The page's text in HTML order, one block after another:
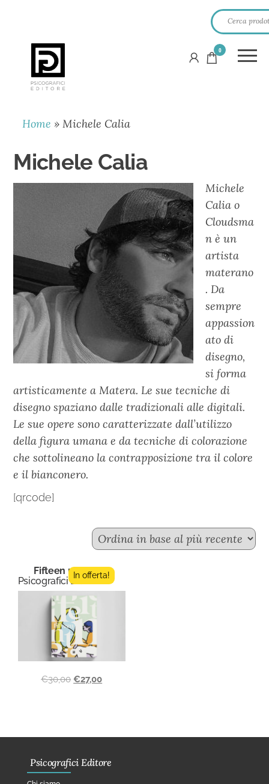
PSICOGRAFICI
EDITORE
0
Home »Michele Calia
Michele Calia
Michele
Calia o
Cloudsma
n è un
artista
materano
. Da
sempre
appassion
ato di
disegno,
si forma
artisticamente a Matera. Le sue tecniche di
disegno spaziano dalle tradizionali alle digitali.
Le sue opere sono caratterizzate dall’utilizzo
della figura umana e da tecniche di colorazione
che sottolineano la contrapposizione tra il colore
e il bianconero.
[qrcode]
Fifteen n.10
Psicografici Editore
In offerta!
€30,00 €27,00
Psicografici Editore